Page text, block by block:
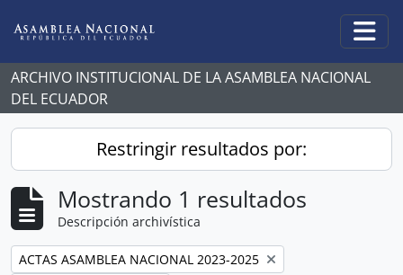
ARCHIVO INSTITUCIONAL DE LA ASAMBLEA NACIONAL
DEL ECUADOR
Restringir resultados por:
Mostrando 1 resultados
Descripción archivística
Remove filter:
ACTAS ASAMBLEA NACIONAL 2023-2025